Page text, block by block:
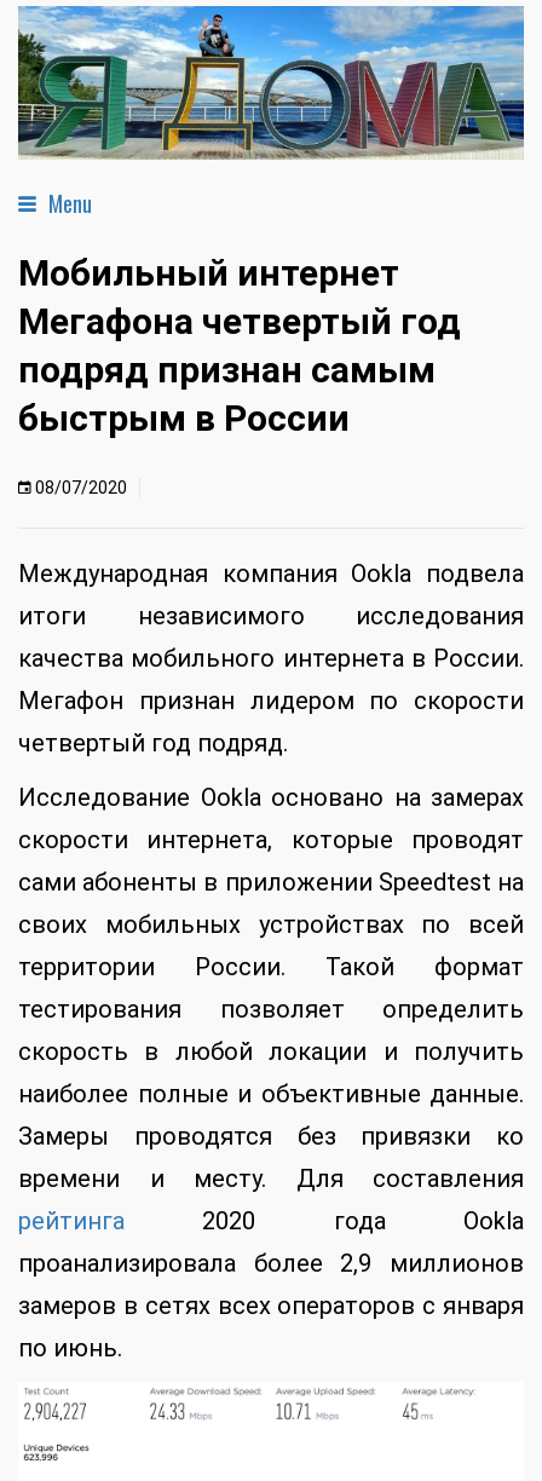
Menu
Мобильный интернет
Мегафона четвертый год
подряд признан самым
быстрым в России
08/07/2020
Международная компания Ookla подвела
итоги независимого исследования
качества мобильного интернета в России.
Мегафон признан лидером по скорости
четвертый год подряд.
Исследование Ookla основано на замерах
скорости интернета, которые проводят
сами абоненты в приложении Speedtest на
своих мобильных устройствах по всей
территории России. Такой формат
тестирования позволяет определить
скорость в любой локации и получить
наиболее полные и объективные данные.
Замеры проводятся без привязки ко
времени и месту. Для составления
рейтинга 2020 года Ookla
проанализировала более 2,9 миллионов
замеров в сетях всех операторов с января
по июнь.